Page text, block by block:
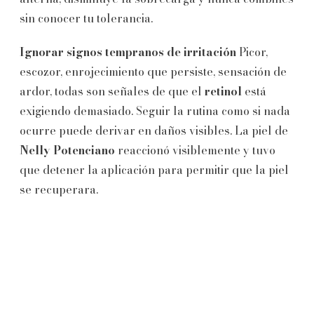
sin conocer tu tolerancia.
Ignorar signos tempranos de irritación Picor,
escozor, enrojecimiento que persiste, sensación de
ardor, todas son señales de que el retinol está
exigiendo demasiado. Seguir la rutina como si nada
ocurre puede derivar en daños visibles. La piel de
Nelly Potenciano reaccionó visiblemente y tuvo
que detener la aplicación para permitir que la piel
se recuperara.